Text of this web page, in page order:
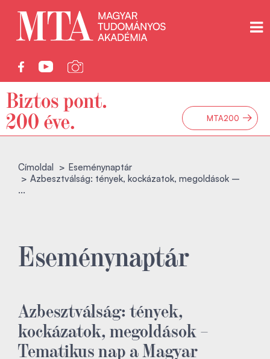
MTA200 →
Címoldal
Eseménynaptár
Azbesztválság: tények, kockázatok, megoldások –
...
Eseménynaptár
Azbesztválság: tények,
kockázatok, megoldások –
Tematikus nap a Magyar